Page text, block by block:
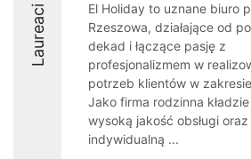
Laureaci
El Holiday to uznane biuro
Rzeszowa, działające od
dekad i łączące pasję z
profesjonalizmem w
potrzeb klientów w
Jako firma rodzinna
wysoką jakość obsługi oraz
indywidualną ...